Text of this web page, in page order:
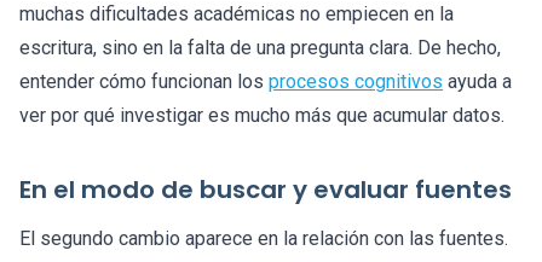
muchas dificultades académicas no empiecen en la
escritura, sino en la falta de una pregunta clara. De hecho,
entender cómo funcionan los procesos cognitivos ayuda a
ver por qué investigar es mucho más que acumular datos.
En el modo de buscar y evaluar fuentes
El segundo cambio aparece en la relación con las fuentes.